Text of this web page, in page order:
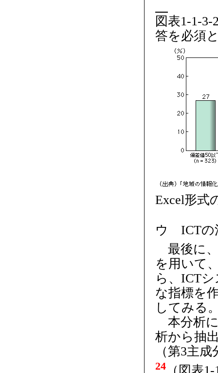
図表1-1-
答を必須
Excel形式
ウ ICTの
最後に
を用いて
ら、ICT
な指標を
してみる
本分析
析から抽
（第3主
24